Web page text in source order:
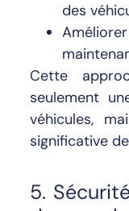
des
Cette
seulement
véhicules,
significative
5.